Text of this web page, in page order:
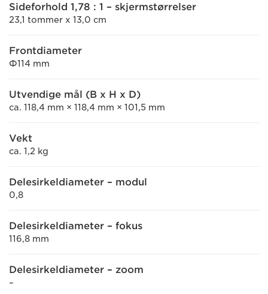
Sideforhold 1,78 : 1 – skjermstørrelser
23,1 tommer x 13,0 cm
Frontdiameter
Φ114 mm
Utvendige mål (B x H x D)
ca. 118,4 mm × 118,4 mm × 101,5 mm
Vekt
ca. 1,2 kg
Delesirkeldiameter – modul
0,8
Delesirkeldiameter – fokus
116,8 mm
Delesirkeldiameter – zoom
–